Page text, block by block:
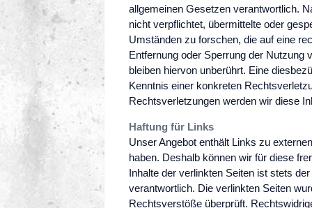
allgemeinen Gesetzen verantwortlich.
nicht verpflichtet, übermittelte oder
Umständen zu forschen, die auf eine
Entfernung oder Sperrung der Nutzung
bleiben hiervon unberührt. Eine
Kenntnis einer konkreten
Rechtsverletzungen werden wir diese
Haftung für Links
Unser Angebot enthält Links zu
haben. Deshalb können wir für diese
Inhalte der verlinkten Seiten ist stets
verantwortlich. Die verlinkten Seiten
Rechtsverstöße überprüft.